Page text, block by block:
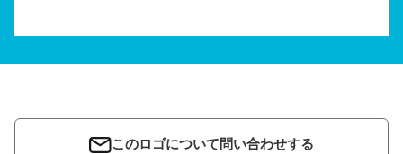
このロゴについて問い合わせする